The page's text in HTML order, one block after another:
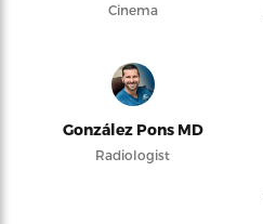
Cinema
González Pons MD
Radiologist